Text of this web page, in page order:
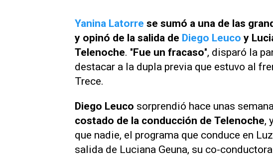
Yanina Latorre se sumó a una de las
y opinó de la salida de Diego Leuco y
Telenoche. "Fue un fracaso", disparó la
destacar a la dupla previa que estuvo al
Trece.
Diego Leuco sorprendió hace unas
costado de la conducción de Telenoche,
que nadie, el programa que conduce en
salida de Luciana Geuna, su co-